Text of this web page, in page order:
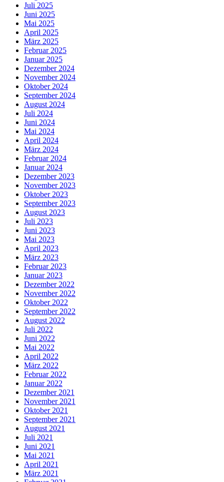
Juli 2025
Juni 2025
Mai 2025
April 2025
März 2025
Februar 2025
Januar 2025
Dezember 2024
November 2024
Oktober 2024
September 2024
August 2024
Juli 2024
Juni 2024
Mai 2024
April 2024
März 2024
Februar 2024
Januar 2024
Dezember 2023
November 2023
Oktober 2023
September 2023
August 2023
Juli 2023
Juni 2023
Mai 2023
April 2023
März 2023
Februar 2023
Januar 2023
Dezember 2022
November 2022
Oktober 2022
September 2022
August 2022
Juli 2022
Juni 2022
Mai 2022
April 2022
März 2022
Februar 2022
Januar 2022
Dezember 2021
November 2021
Oktober 2021
September 2021
August 2021
Juli 2021
Juni 2021
Mai 2021
April 2021
März 2021